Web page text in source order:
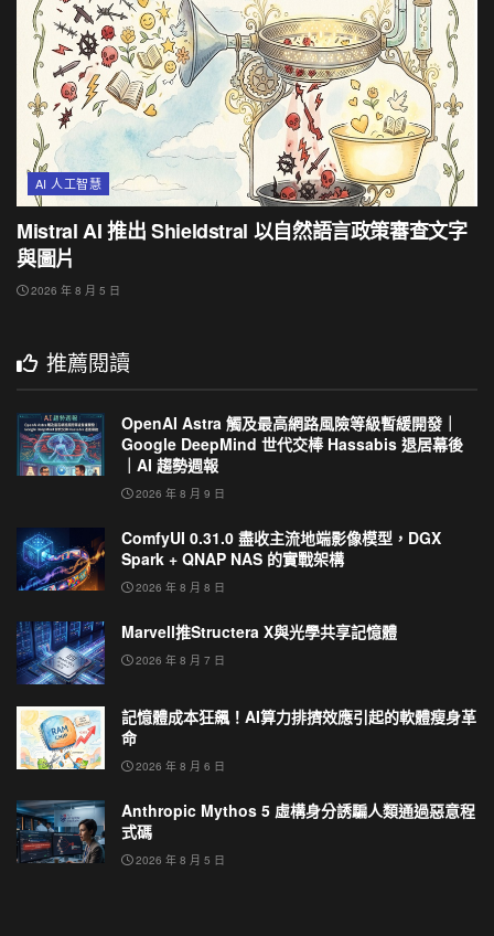
AI 人工智慧
Mistral AI 推出 Shieldstral 以自然語言政策審查文字
與圖片
2026 年 8 月 5 日
推薦閱讀
OpenAI Astra 觸及最高網路風險等級暫緩開發｜
Google DeepMind 世代交棒 Hassabis 退居幕後
｜AI 趨勢週報
2026 年 8 月 9 日
ComfyUI 0.31.0 盡收主流地端影像模型，DGX
Spark + QNAP NAS 的實戰架構
2026 年 8 月 8 日
Marvell推Structera X與光學共享記憶體
2026 年 8 月 7 日
記憶體成本狂飆！AI算力排擠效應引起的軟體瘦身革
命
2026 年 8 月 6 日
Anthropic Mythos 5 虛構身分誘騙人類通過惡意程
式碼
2026 年 8 月 5 日